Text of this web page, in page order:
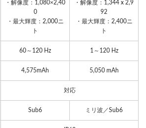
・解像度：1,080×2,40
0
・最大輝度：2,000ニ
ト
・解像度：1,344 x 2,9
92
・最大輝度：2,400ニ
ト
60～120 Hz 1～120 Hz
4,575mAh 5,050 mAh
対応
Sub6 ミリ波／Sub6